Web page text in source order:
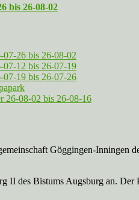
bis 26-08-02
26 bis 26-08-02
07-12 bis 26-07-19
07-19 bis 26-07-26
26-08-02 bis 26-08-16
Göggingen-Inningen
II des Bistums Augsburg an.